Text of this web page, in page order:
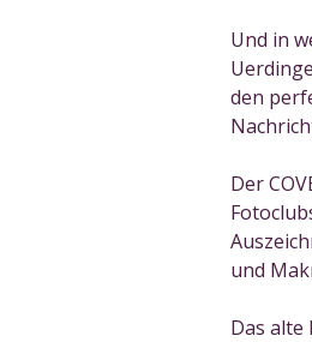
Und in
den
Der
und
Das alte